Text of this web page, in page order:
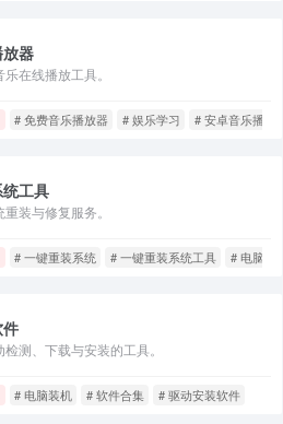
器
在线播放工具。
# 免费音乐播放器 # 娱乐学习 # 安卓音乐播放器
工具
装与修复服务。
# 一键重装系统 # 一键重装系统工具 # 电脑装机
测、下载与安装的工具。
# 电脑装机 # 软件合集 # 驱动安装软件